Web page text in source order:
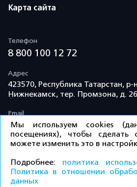
Карта сайта
Телефон
8 800 100 12 72
Адрес
423570, Республика Татарстан,
Нижнекамск, тер. Промзона, д.
Email
info@td-kama.com
©ООО «Торговый дом «Кама»
защищены.
Мы используем cookies
посещениях), чтобы сделать
можете изменить это в
Подробнее: политика
Политика в отношении
данных